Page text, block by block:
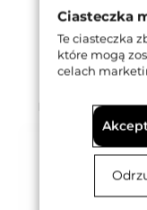
Produkty z
Ciasteczka
Te ciasteczka
które mogą
celach